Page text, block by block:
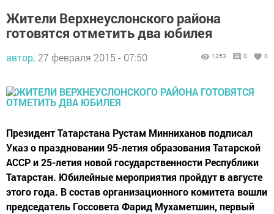
Жители Верхнеуслонского района
готовятся отметить два юбилея
автор, 27 февраля 2015 - 07:50 1353 0 0
Президент Татарстана Рустам Минниханов подписал
Указ о праздновании 95-летия образования Татарской
АССР и 25-летия новой государственности Республики
Татарстан. Юбилейные мероприятия пройдут в августе
этого года. В состав организационного комитета вошли
председатель Госсовета Фарид Мухаметшин, первый